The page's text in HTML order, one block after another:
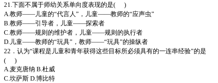
21.下面不属于师幼关系单向度表现的是( )
A.教师——儿童的“代言人”，儿童——教师的“应声虫”
B.教师——引导者，儿童——探索者
C.教师——规则的维护者，儿童——规则的执行者
D.儿童——教师的“玩具”，教师——“玩具”的操纵者
22．认为“课程是儿童和青年获得这些目标所必须具有的一连串经验”的是
( )
A.麦克唐纳 B.杜威
C.坎萨斯 D.博比特